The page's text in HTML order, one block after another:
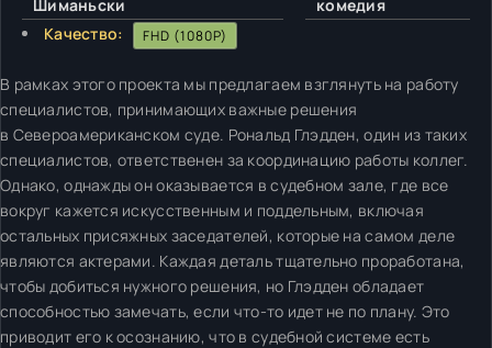
Шиманьски
комедия
Качество:
FHD (1080P)
В рамках этого проекта мы предлагаем взглянуть на работу
специалистов, принимающих важные решения
в Североамериканском суде. Рональд Глэдден, один из таких
специалистов, ответственен за координацию работы коллег.
Однако, однажды он оказывается в судебном зале, где все
вокруг кажется искусственным и поддельным, включая
остальных присяжных заседателей, которые на самом деле
являются актерами. Каждая деталь тщательно проработана,
чтобы добиться нужного решения, но Глэдден обладает
способностью замечать, если что-то идет не по плану. Это
приводит его к осознанию, что в судебной системе есть